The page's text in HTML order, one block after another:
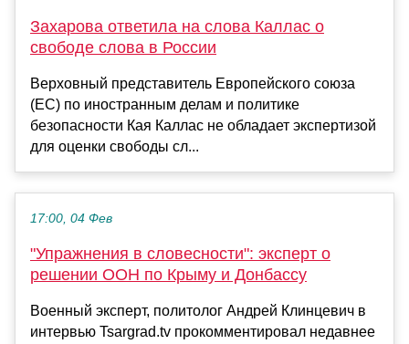
Захарова ответила на слова Каллас о
свободе слова в России
Верховный представитель Европейского союза
(ЕС) по иностранным делам и политике
безопасности Кая Каллас не обладает экспертизой
для оценки свободы сл...
17:00, 04 Фев
"Упражнения в словесности": эксперт о
решении ООН по Крыму и Донбассу
Военный эксперт, политолог Андрей Клинцевич в
интервью Tsargrad.tv прокомментировал недавнее